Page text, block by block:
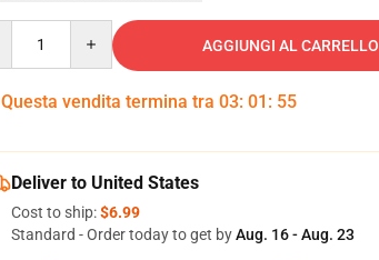
AGGIUNGI AL CARRELLO
Questa vendita termina tra 03: 01 : 54
Deliver to United States
Cost to ship:$6.99
Standard - Order today to get byAug. 16 - Aug. 23